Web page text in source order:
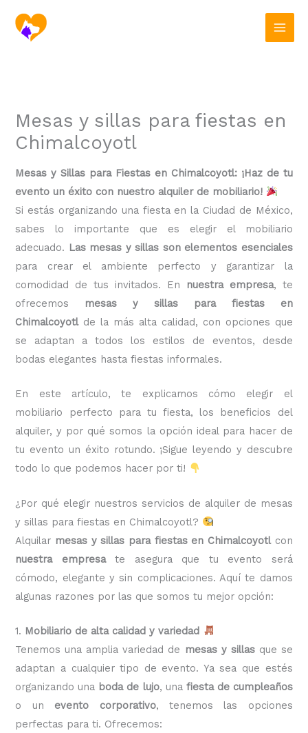
contenido
Mesas y sillas para fiestas en
Chimalcoyotl
Mesas y Sillas para Fiestas en Chimalcoyotl: ¡Haz de tu
evento un éxito con nuestro alquiler de mobiliario!
Si estás organizando una fiesta en la Ciudad de México,
sabes lo importante que es elegir el mobiliario
adecuado. Las mesas y sillas son elementos esenciales
para crear el ambiente perfecto y garantizar la
comodidad de tus invitados. En
nuestra empresa, te
ofrecemos mesas y sillas para fiestas en
Chimalcoyotlde la más alta calidad, con opciones que
se adaptan a todos los estilos de eventos, desde
bodas elegantes hasta fiestas informales.
En este artículo, te explicamos cómo elegir el
mobiliario perfecto para tu fiesta, los beneficios del
alquiler, y por qué somos la opción ideal para hacer de
tu evento un éxito rotundo. ¡Sigue leyendo y descubre
todo lo que podemos hacer por ti!
¿Por qué elegir nuestros servicios de alquiler de mesas
y sillas para fiestas en Chimalcoyotl?
Alquilar mesas y sillas para fiestas en Chimalcoyotlcon
nuestra empresate asegura que tu evento será
cómodo, elegante y sin complicaciones. Aquí te damos
algunas razones por las que somos tu mejor opción:
1. Mobiliario de alta calidad y variedad
Tenemos una amplia variedad de mesas y sillasque se
adaptan a cualquier tipo de evento. Ya sea que estés
organizando una boda de lujo, una fiesta de cumpleaños
o un evento corporativo, tenemos las opciones
perfectas para ti. Ofrecemos: